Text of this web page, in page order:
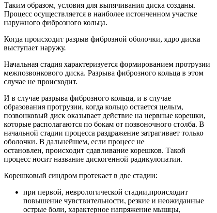
Таким образом, условия для выпячивания диска созданы.
Процесс осуществляется в наиболее истонченном участке
наружного фиброзного кольца.
Когда происходит разрыв фиброзной оболочки, ядро диска
выступает наружу.
Начальная стадия характеризуется формированием протрузии
межпозвонкового диска. Разрыва фиброзного кольца в этом
случае не происходит.
И в случае разрыва фиброзного кольца, и в случае
образования протрузии, когда кольцо остается целым,
позвонковый диск оказывает действие на нервные корешки,
которые располагаются по бокам от позвоночного столба. В
начальной стадии процесса раздражение затрагивает только
оболочки. В дальнейшем, если процесс не
остановлен, происходит сдавливание корешков. Такой
процесс носит название дискогенной радикулопатии.
Корешковый синдром протекает в две стадии:
при первой, неврологической стадии,происходит
повышение чувствительности, резкие и неожиданные
острые боли, характерное напряжение мышцы,